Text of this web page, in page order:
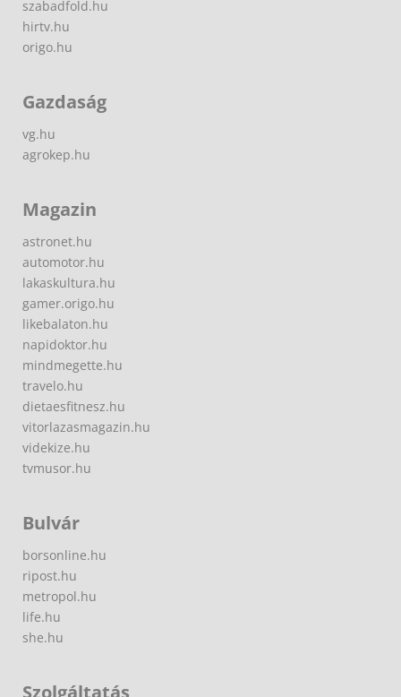
szabadfold.hu
hirtv.hu
origo.hu
Gazdaság
vg.hu
agrokep.hu
Magazin
astronet.hu
automotor.hu
lakaskultura.hu
gamer.origo.hu
likebalaton.hu
napidoktor.hu
mindmegette.hu
travelo.hu
dietaesfitnesz.hu
vitorlazasmagazin.hu
videkize.hu
tvmusor.hu
Bulvár
borsonline.hu
ripost.hu
metropol.hu
life.hu
she.hu
Szolgáltatás